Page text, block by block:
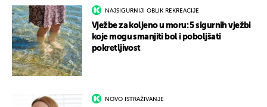
NAJSIGURNIJI OBLIK REKREACIJE
Vježbe za koljeno u moru: 5 sigurnih vježbi
koje mogu smanjiti bol i poboljšati
pokretljivost
NOVO ISTRAŽIVANJE